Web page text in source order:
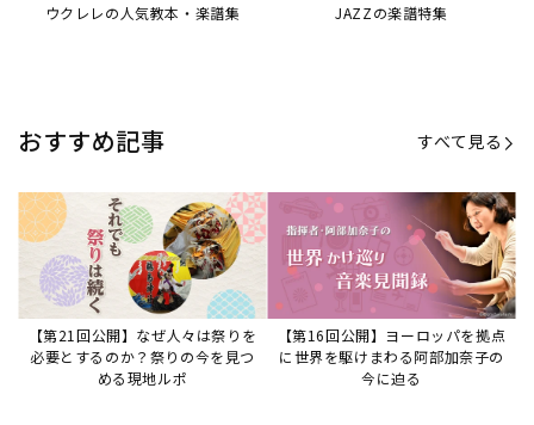
ウクレレの人気教本・楽譜集 JAZZの楽譜特集
おすすめ記事 すべて見る
【第21回公開】なぜ人々は祭りを
必要とするのか？祭りの今を見つ
める現地ルポ
【第16回公開】ヨーロッパを拠点
に世界を駆けまわる阿部加奈子の
今に迫る